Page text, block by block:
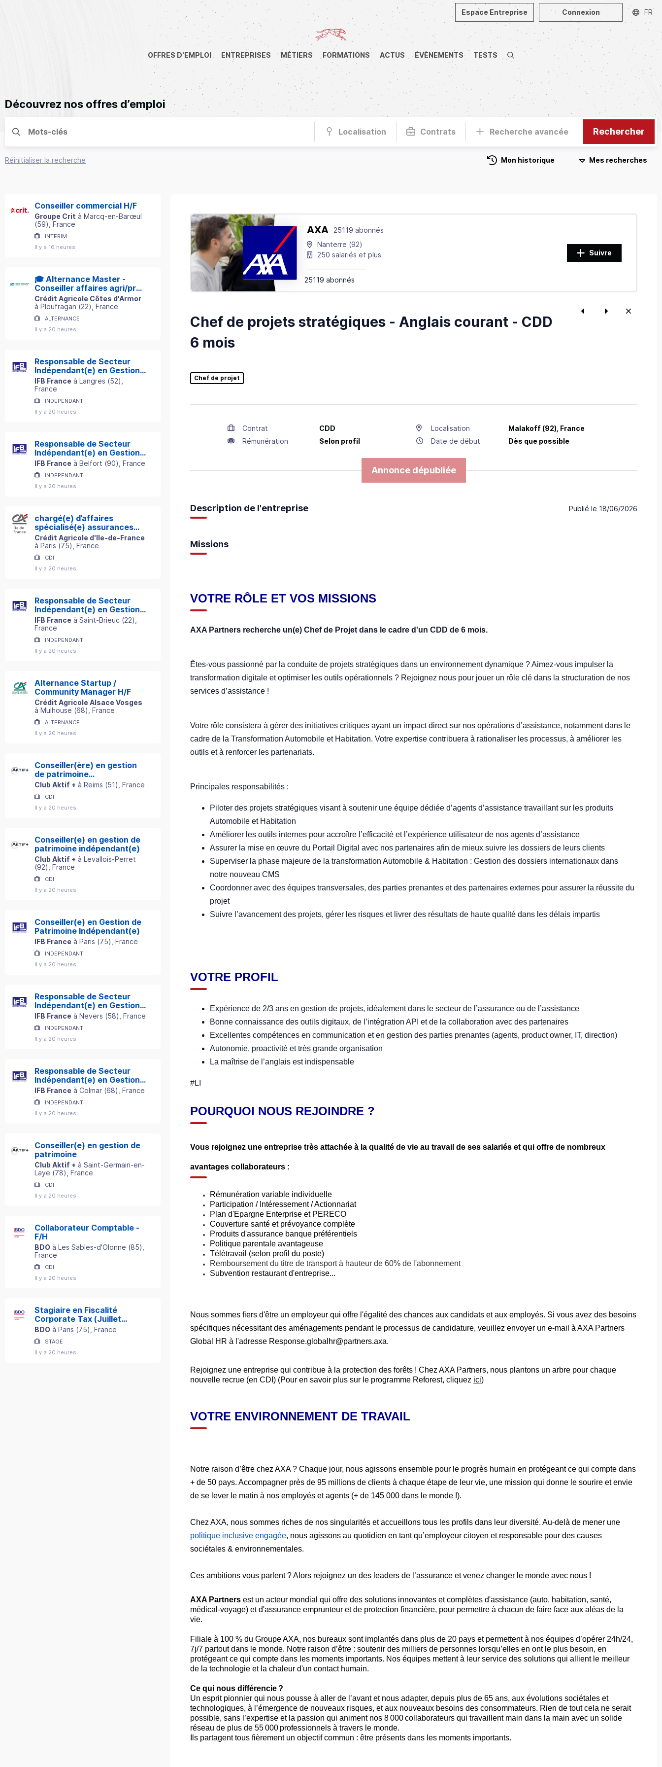
OFFRES D'EMPLOI ENTREPRISES MÉTIERS FORMATIONS ACTUS ÉVÈNEMENTS TESTS Recherche
Espace Entreprise Connexion FR
Découvrez nos offres d’emploi
Localisation Contrats Recherche avancée Rechercher
Réinitialiser la recherche Mon historique Mes recherches
Conseiller commercial H/F
Groupe Crit à Marcq-en-Barœul
(59) , France
INTERIM
Il y a 16 heures
🎓 Alternance Master -
Conseiller affaires agri/pro
H/F
Crédit Agricole Côtes d'Armor
à Ploufragan (22) , France
ALTERNANCE
Il y a 20 heures
Responsable de Secteur
Indépendant(e) en Gestion
de Patrimoine
IFB France à Langres (52)
France
INDEPENDANT
Il y a 20 heures
Responsable de Secteur
Indépendant(e) en Gestion
de Patrimoine
IFB France à Belfort (90) , France
INDEPENDANT
Il y a 20 heures
chargé(e) d’affaires
spécialisé(e) assurances
professionnelles h/f
Crédit Agricole d'Ile-de-France
à Paris (75) , France
CDI
Il y a 20 heures
Responsable de Secteur
Indépendant(e) en Gestion
de Patrimoine
IFB France à Saint-Brieuc (22)
France
INDEPENDANT
Il y a 20 heures
Alternance Startup /
Community Manager H/F
Crédit Agricole Alsace Vosges
à Mulhouse (68) , France
ALTERNANCE
Il y a 20 heures
Conseiller(ère) en gestion
de patrimoine
indépendant(e)
Club Aktif + à Reims (51) , France
CDI
Il y a 20 heures
Conseiller(e) en gestion de
patrimoine indépendant(e)
Club Aktif + à Levallois-Perret
(92) , France
CDI
Il y a 20 heures
Conseiller(e) en Gestion de
Patrimoine Indépendant(e)
IFB France à Paris (75) , France
INDEPENDANT
Il y a 20 heures
Responsable de Secteur
Indépendant(e) en Gestion
de Patrimoine
IFB France à Nevers (58) , France
INDEPENDANT
Il y a 20 heures
Responsable de Secteur
Indépendant(e) en Gestion
de Patrimoine
IFB France à Colmar (68) , France
INDEPENDANT
Il y a 20 heures
Conseiller(e) en gestion de
patrimoine
Club Aktif + à Saint-Germain-en-
Laye (78) , France
CDI
Il y a 20 heures
Collaborateur Comptable -
F/H
BDO à Les Sables-d'Olonne (85)
France
CDI
Il y a 20 heures
Stagiaire en Fiscalité
Corporate Tax (Juillet
2027) - F/H
BDO à Paris (75) , France
STAGE
Il y a 20 heures
AXA
25119 abonnés
Nanterre (92)
250 salariés et plus
25119 abonnés
Suivre
Chef de projets stratégiques - Anglais courant - CDD
6 mois
Chef de projet
Contrat CDD Localisation Malakoff (92), France
Rémunération
Selon profil Date de début Dès que possible
Annonce dépubliée
Publié le 18/06/2026
Description de l'entreprise
Missions
VOTRE RÔLE ET VOS MISSIONS
AXA Partners recherche un(e) Chef de Projet dans le cadre d'un CDD de 6 mois.
Êtes-vous passionné par la conduite de projets stratégiques dans un environnement dynamique ? Aimez-vous impulser la
transformation digitale et optimiser les outils opérationnels ? Rejoignez nous pour jouer un rôle clé dans la structuration de nos
services d’assistance !
Votre rôle consistera à gérer des initiatives critiques ayant un impact direct sur nos opérations d’assistance, notamment dans le
cadre de la Transformation Automobile et Habitation. Votre expertise contribuera à rationaliser les processus, à améliorer les
outils et à renforcer les partenariats.
Principales responsabilités :
Piloter des projets stratégiques visant à soutenir une équipe dédiée d’agents d’assistance travaillant sur les produits
Automobile et Habitation
Améliorer les outils internes pour accroître l’efficacité et l’expérience utilisateur de nos agents d’assistance
Assurer la mise en œuvre du Portail Digital avec nos partenaires afin de mieux suivre les dossiers de leurs clients
Superviser la phase majeure de la transformation Automobile & Habitation : Gestion des dossiers internationaux dans
notre nouveau CMS
Coordonner avec des équipes transversales, des parties prenantes et des partenaires externes pour assurer la réussite du
projet
Suivre l’avancement des projets, gérer les risques et livrer des résultats de haute qualité dans les délais impartis
VOTRE PROFIL
Expérience de 2/3 ans en gestion de projets, idéalement dans le secteur de l’assurance ou de l’assistance
Bonne connaissance des outils digitaux, de l’intégration API et de la collaboration avec des partenaires
Excellentes compétences en communication et en gestion des parties prenantes (agents, product owner, IT, direction)
Autonomie, proactivité et très grande organisation
La maîtrise de l’anglais est indispensable
#LI
POURQUOI NOUS REJOINDRE ?
Vous rejoignez une entreprise très attachée à la qualité de vie au travail de ses salariés et qui offre de nombreux
avantages collaborateurs :
Rémunération variable individuelle
Participation / Intéressement / Actionnariat
Plan d'Epargne Enterprise et PERECO
Couverture santé et prévoyance complète
Produits d'assurance banque préférentiels
Politique parentale avantageuse
Télétravail (selon profil du poste)
Remboursement du titre de transport à hauteur de 60% de l'abonnement
Subvention restaurant d'entreprise...
Nous sommes fiers d'être un employeur qui offre l'égalité des chances aux candidats et aux employés. Si vous avez des besoins
spécifiques nécessitant des aménagements pendant le processus de candidature, veuillez envoyer un e-mail à AXA Partners
Global HR à l'adresse Response.globalhr@partners.axa.
Rejoignez une entreprise qui contribue à la protection des forêts ! Chez AXA Partners, nous plantons un arbre pour chaque
nouvelle recrue (en CDI) (Pour en savoir plus sur le programme Reforest, cliquez ici)
VOTRE ENVIRONNEMENT DE TRAVAIL
Notre raison d’être chez AXA ? Chaque jour, nous agissons ensemble pour le progrès humain en protégeant ce qui compte dans
+ de 50 pays. Accompagner près de 95 millions de clients à chaque étape de leur vie, une mission qui donne le sourire et envie
de se lever le matin à nos employés et agents (+ de 145 000 dans le monde !).
Chez AXA, nous sommes riches de nos singularités et accueillons tous les profils dans leur diversité. Au-delà de mener une
politique inclusive engagée, nous agissons au quotidien en tant qu’employeur citoyen et responsable pour des causes
sociétales & environnementales.
Ces ambitions vous parlent ? Alors rejoignez un des leaders de l’assurance et venez changer le monde avec nous !
AXA Partners est un acteur mondial qui offre des solutions innovantes et complètes d'assistance (auto, habitation, santé,
médical-voyage) et d'assurance emprunteur et de protection financière, pour permettre à chacun de faire face aux aléas de la
vie.
Filiale à 100 % du Groupe AXA, nos bureaux sont implantés dans plus de 20 pays et permettent à nos équipes d’opérer 24h/24,
7j/7 partout dans le monde. Notre raison d’être : soutenir des milliers de personnes lorsqu’elles en ont le plus besoin, en
protégeant ce qui compte dans les moments importants. Nos équipes mettent à leur service des solutions qui allient le meilleur
de la technologie et la chaleur d'un contact humain.
Ce qui nous différencie ?
Un esprit pionnier qui nous pousse à aller de l’avant et nous adapter, depuis plus de 65 ans, aux évolutions sociétales et
technologiques, à l’émergence de nouveaux risques, et aux nouveaux besoins des consommateurs. Rien de tout cela ne serait
possible, sans l’expertise et la passion qui animent nos 8 000 collaborateurs qui travaillent main dans la main avec un solide
réseau de plus de 55 000 professionnels à travers le monde.
Ils partagent tous fièrement un objectif commun : être présents dans les moments importants.